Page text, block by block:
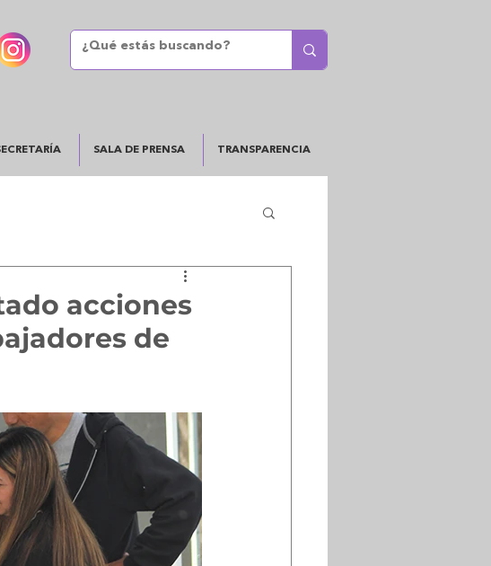
SALA DE PRENSA TRANSPARENCIA
acciones
de